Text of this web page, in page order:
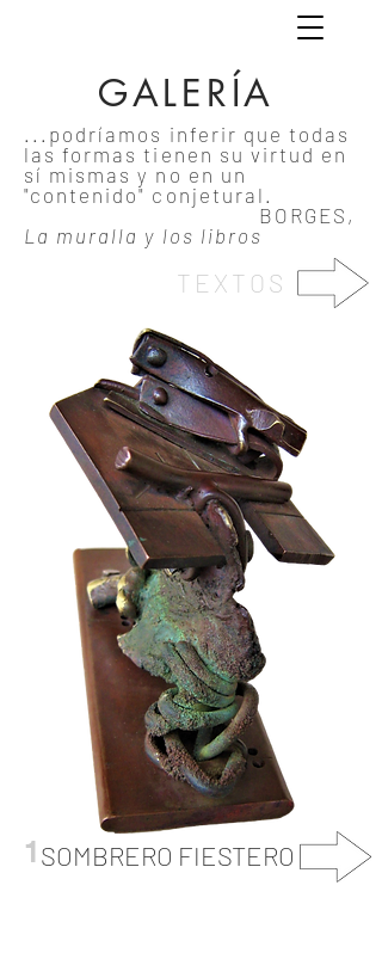
SOMBRERO FIESTERO
1
GALERÍA
...podríamos inferir que todas
las formas tienen su virtud en
sí mismas y no en un
"contenido" conjetural.
BORGES,
La muralla y los libros
TEXTOS